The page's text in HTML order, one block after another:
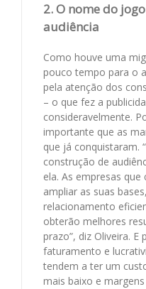
2. O nome do
audiência
Como houve uma
pouco tempo para o
pela atenção dos
– o que fez a
consideravelmente.
importante que as
que já conquistaram.
construção de
ela. As empresas
ampliar as suas
relacionamento
obterão melhores
prazo”, diz Oliveira.
faturamento e
tendem a ter um
mais baixo e margens